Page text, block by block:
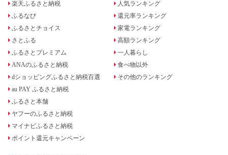
楽天ふるさと納税
ふるなび
ふるさとチョイス
さとふる
ふるさとプレミアム
ANAのふるさと納税
dショッピングふるさと納税百選
au PAY ふるさと納税
ふるさと本舗
ヤフーのふるさと納税
マイナビふるさと納税
ポイント還元キャンペーン
人気ランキング
還元率ランキング
家電ランキング
高額ランキング
一人暮らし
食べ物以外
その他のランキング